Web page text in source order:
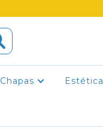
Chapas Estética